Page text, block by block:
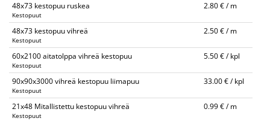
48x73 kestopuu ruskea
Kestopuut
2.80 € / m
48x73 kestopuu vihreä
Kestopuut
2.50 € / m
60x2100 aitatolppa vihreä kestopuu
Kestopuut
5.50 € / kpl
90x90x3000 vihreä kestopuu liimapuu
Kestopuut
33.00 € / kpl
21x48 Mitallistettu kestopuu vihreä
Kestopuut
0.99 € / m